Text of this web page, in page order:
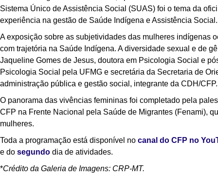
Sistema Único de Assistência Social (SUAS) foi o tema da
experiência na gestão de Saúde Indígena e Assistência Social.
A exposição sobre as subjetividades das mulheres indígenas
com trajetória na Saúde Indígena. A diversidade sexual e de
Jaqueline Gomes de Jesus, doutora em Psicologia Social e
Psicologia Social pela UFMG e secretária da Secretaria de
administração pública e gestão social, integrante da CDH/CFP.
O panorama das vivências femininas foi completado pela
CFP na Frente Nacional pela Saúde de Migrantes (Fenami),
mulheres.
Toda a programação está disponível no canal do CFP no
e do segundo dia de atividades.
*Crédito da Galeria de Imagens: CRP-MT.